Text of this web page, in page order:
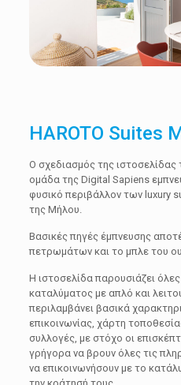
HAROTO Suites
Ο σχεδιασμός της ιστοσελίδας
ομάδα της Digital Sapiens
φυσικό περιβάλλον των luxury
της Μήλου.
Βασικές πηγές έμπνευσης
πετρωμάτων και το μπλε του
Η ιστοσελίδα παρουσιάζει
καταλύματος με απλό και
περιλαμβάνει βασικά
επικοινωνίας, χάρτη
συλλογές, με στόχο οι
γρήγορα να βρουν όλες τις
να επικοινωνήσουν με το